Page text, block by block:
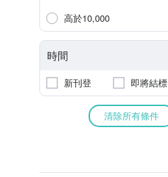
高於10,000
時間
新刊登 即將結標
清除所有條件